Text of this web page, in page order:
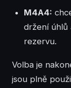
M4A4:
držení úhlů
rezervu.
Volba je
jsou plně